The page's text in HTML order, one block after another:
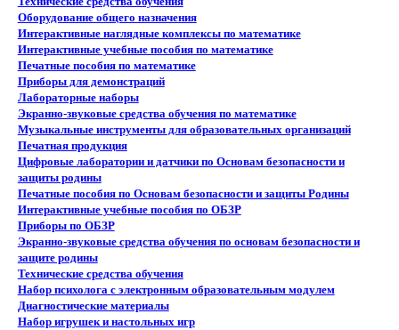
Оборудование общего назначения
Интерактивные наглядные комплексы по математике
Интерактивные учебные пособия по математике
Печатные пособия по математике
Приборы для демонстраций
Лабораторные наборы
Экранно-звуковые средства обучения по математике
Музыкальные инструменты для образовательных организаций
Печатная продукция
Цифровые лаборатории и датчики по Основам безопасности и
защиты родины
Печатные пособия по Основам безопасности и защиты Родины
Интерактивные учебные пособия по ОБЗР
Приборы по ОБЗР
Экранно-звуковые средства обучения по основам безопасности и
защите родины
Технические средства обучения
Набор психолога с электронным образовательным модулем
Диагностические материалы
Набор игрушек и настольных игр